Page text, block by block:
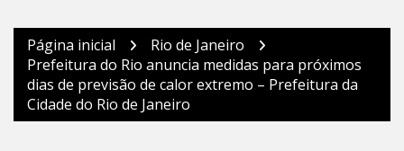
Página inicial
Rio de Janeiro
Prefeitura do Rio anuncia medidas para próximos
dias de previsão de calor extremo – Prefeitura da
Cidade do Rio de Janeiro